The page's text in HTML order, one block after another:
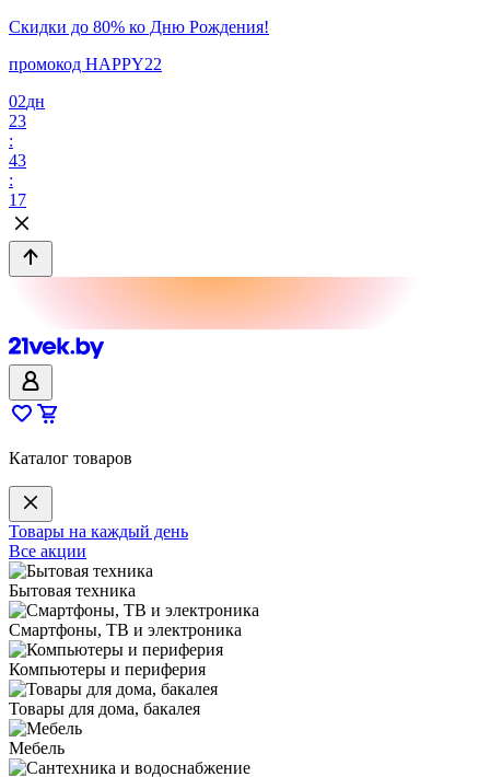
Скидки до 80% ко Дню Рождения!
промокод HAPPY22
02дн
23
:
43
:
17
Каталог товаров
Товары на каждый день
Все акции
Бытовая техника
Смартфоны, ТВ и электроника
Компьютеры и периферия
Товары для дома, бакалея
Мебель